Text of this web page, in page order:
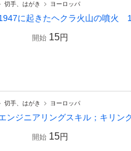
切手、はがき ヨーロッパ
に起きたヘクラ火山の噴火
開始 15円
切手、はがき ヨーロッパ
ジニアリングスキル；キリ
開始 15円